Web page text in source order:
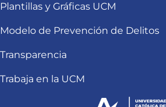
Plantillas y Gráficas UCM
Modelo de Prevención de Delitos
Transparencia
Trabaja en la UCM